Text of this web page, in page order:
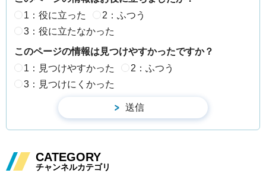
1：役に立った
2：ふつう
3：役に立たなかった
このページの情報は見つけやすかったですか？
1：見つけやすかった
2：ふつう
3：見つけにくかった
CATEGORY
チャンネルカテゴリ